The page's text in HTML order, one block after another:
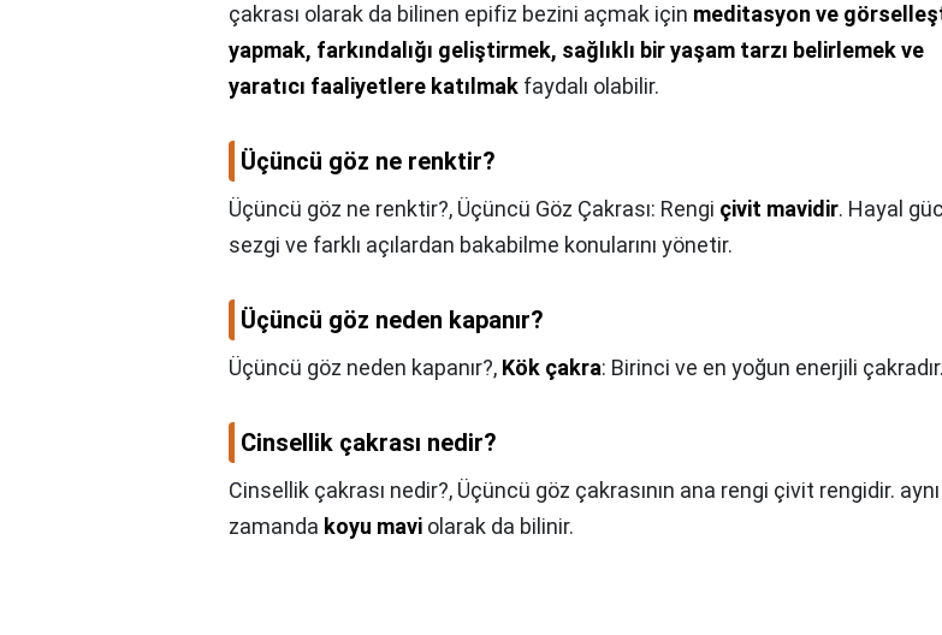
çakrası olarak da bilinen epifiz bezini açmak için meditasyon ve
yapmak, farkındalığı geliştirmek, sağlıklı bir yaşam tarzı belirlemek ve
yaratıcı faaliyetlere katılmak faydalı olabilir.
Üçüncü göz ne renktir?
Üçüncü göz ne renktir?, Üçüncü Göz Çakrası: Rengi çivit mavidir. Hayal
sezgi ve farklı açılardan bakabilme konularını yönetir.
Üçüncü göz neden kapanır?
Üçüncü göz neden kapanır?, Kök çakra: Birinci ve en yoğun enerjili çakradır.
Cinsellik çakrası nedir?
Cinsellik çakrası nedir?, Üçüncü göz çakrasının ana rengi çivit rengidir. aynı
zamanda koyu mavi olarak da bilinir.